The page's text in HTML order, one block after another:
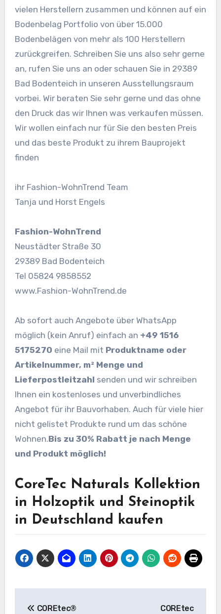
vielen Herstellern zusammen und können auf ein
Bodenbelag Portfolio von über 15.000
Bodenbelägen von mehr als 100 Herstellern
zurückgreifen. Schreiben Sie uns also sehr gerne
an, rufen Sie uns an oder schauen Sie in 29389
Bad Bodenteich in unseren Ausstellungsraum
vorbei. Wir beraten Sie sehr gerne und das ohne
den Druck das wir Ihnen was verkaufen müssen.
Wir wollen einfach nur für Sie den besten Preis
und das beste Produkt zu ihrem Bauprojekt
finden
ihr Fashion-WohnTrend Team
Tanja und Horst Engels
Fashion-WohnTrend
Neustädter Straße 30
29389 Bad Bodenteich
Tel 05824 9858552
www.Fashion-WohnTrend.de
Ab sofort auch Angebote über WhatsApp
möglich (kein Anruf) einfach an +49 1516
5175270 eine Mail mit Produktname oder
Artikelnummer, m² Menge und
Lieferpostleitzahl senden und wir schreiben
Ihnen ein kostenloses und unverbindliches
Angebot für ihr Bauvorhaben. Auch für viele hier
nicht gelistet Produkte rund um das schöne
Wohnen.Bis zu 30% Rabatt je nach Menge
und Produkt möglich!
CoreTec Naturals Kollektion
in Holzoptik und Steinoptik
in Deutschland kaufen
COREtec®
COREtec